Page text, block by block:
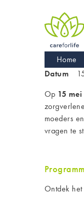
Home
Datum
Op 15 mei
moeders
vragen te
Ontdek